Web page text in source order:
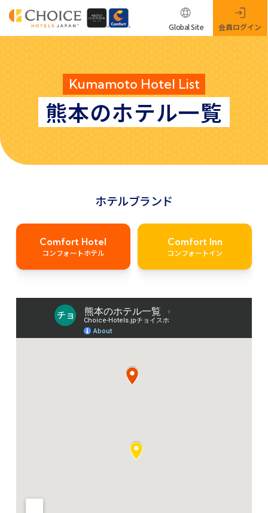
Kumamoto Hotel List
熊本のホテル一覧
Global Site 会員ログイン
ホテルブランド
コンフォートホテル
Comfort Hotel
コンフォートイン
Comfort Inn
熊本のコンフォートホテルのマップ